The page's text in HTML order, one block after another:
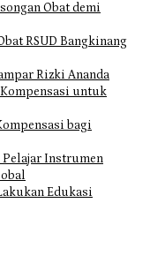
Obat demi
RSUD Bangkinang
Rizki Ananda
untuk
bagi
Pelajar Instrumen
Edukasi